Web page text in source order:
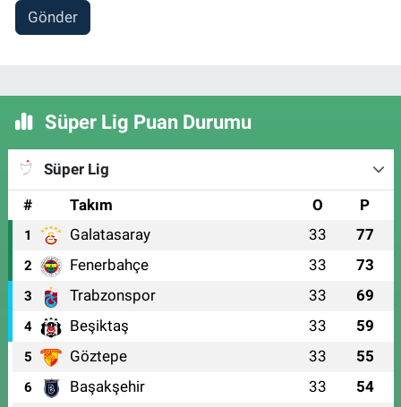
Gönder
Süper Lig Puan Durumu
Süper Lig
#
Takım O P
1 Galatasaray 33 77
2 Fenerbahçe 33 73
3 Trabzonspor 33 69
4 Beşiktaş 33 59
5 Göztepe 33 55
6 Başakşehir 33 54